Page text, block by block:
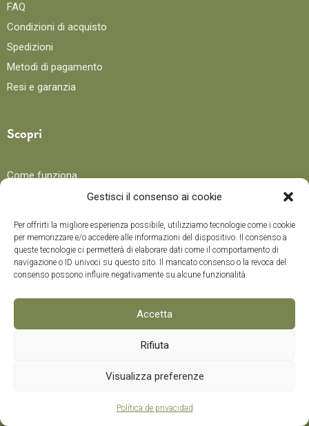
Gestisci il consenso ai cookie
Per offrirti la migliore esperienza possibile, utilizziamo tecnologie come i cookie
per memorizzare e/o accedere alle informazioni del dispositivo. Il consenso a
queste tecnologie ci permetterà di elaborare dati come il comportamento di
navigazione o ID univoci su questo sito. Il mancato consenso o la revoca del
consenso possono influire negativamente su alcune funzionalità.
Accetta
Rifiuta
Visualizza preferenze
Política de privacidad
FAQ
Condizioni di acquisto
Spedizioni
Metodi di pagamento
Resi e garanzia
Scopri
Come funziona
Blog
Trucchi e consigli
Curiosità